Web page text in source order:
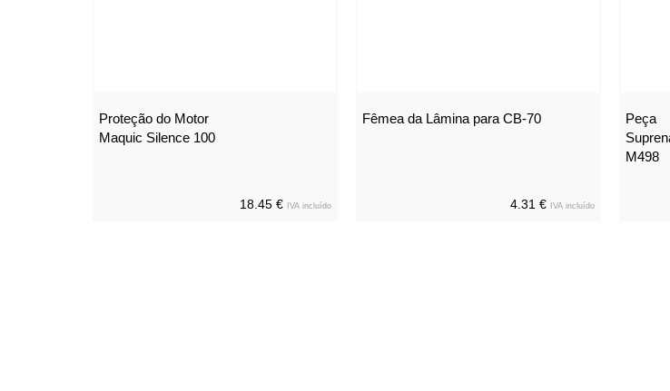
Proteção do Motor
Maquic Silence 100
18.45 € IVA incluído
Fêmea da Lâmina para CB-70
4.31 € IVA incluído
Peça
M498